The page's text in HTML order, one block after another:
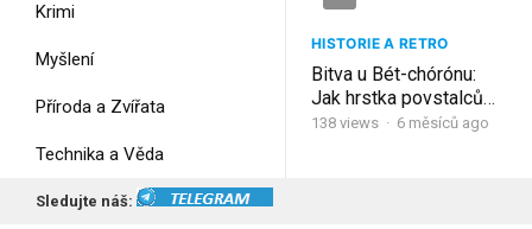
Krimi
Myšlení
Příroda a Zvířata
Technika a Věda
Válka a Armáda
HISTORIE A RETRO
Bitva u Bét-chórónu:
Jak hrstka povstalců
porazila impérium (166
138 views · 6 měsíců ago
Sledujte náš: